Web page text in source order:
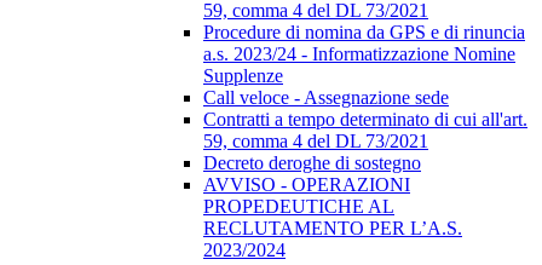
59, comma 4 del DL 73/2021
Procedure di nomina da GPS e di rinuncia
a.s. 2023/24 - Informatizzazione Nomine
Supplenze
Call veloce - Assegnazione sede
Contratti a tempo determinato di cui all'art.
59, comma 4 del DL 73/2021
Decreto deroghe di sostegno
AVVISO - OPERAZIONI
PROPEDEUTICHE AL
RECLUTAMENTO PER L’A.S.
2023/2024